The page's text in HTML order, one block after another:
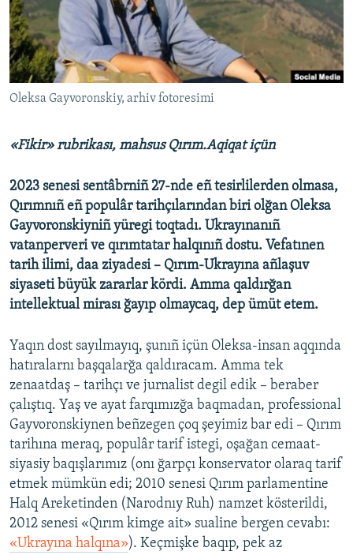
Русский
Українською
QOŞULIÑIZ!
Oleksa Gayvoronskiy, arhiv fotoresimi
«Fikir» rubrikası, mahsus Qırım.Aqiqat içün
2023 senesi sentâbrniñ 27-nde eñ tesirlilerden olmasa,
Qırımnıñ eñ populâr tarihçılarından biri olğan Oleksa
Gayvoronskiyniñ yüregi toqtadı. Ukrayınanıñ
vatanperveri ve qırımtatar halqınıñ dostu. Vefatınen
tarih ilimi, daa ziyadesi – Qırım-Ukrayına añlaşuv
siyaseti büyük zararlar kördi. Amma qaldırğan
intellektual mirası ğayıp olmaycaq, dep ümüt etem.
Yaqın dost sayılmayıq, şunıñ içün Oleksa-insan aqqında
hatıralarnı başqalarğa qaldıracam. Amma tek
zenaatdaş – tarihçı ve jurnalist degil edik – beraber
çalıştıq. Yaş ve ayat farqımızğa baqmadan, professional
Gayvoronskiynen beñzegen çoq şeyimiz bar edi – Qırım
tarihına meraq, populâr tarif istegi, oşağan cemaat-
siyasiy baqışlarımız (onı ğarpçı konservator olaraq tarif
etmek mümkün edi; 2010 senesi Qırım parlamentine
Halq Areketinden (Narodnıy Ruh) namzet kösterildi,
2012 senesi «Qırım kimge ait» sualine bergen cevabı:
«Ukrayına halqına»). Keçmişke baqıp, pek az